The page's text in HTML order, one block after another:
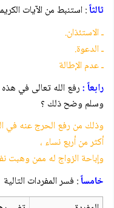
ثالثاً: استنبط من الآيات
ـ الاستئذان.
ـ الدعوة.
ـ عدم الإطالة
رابعاً :رفع الله تعالى في
وسلم وضح ذلك ؟
وذلك من رفع الحرج عنه في
أكثر من أربع نساء ،
وإباحة الزواج له ممن وهبت
خامساً: فسر المفردات التالية